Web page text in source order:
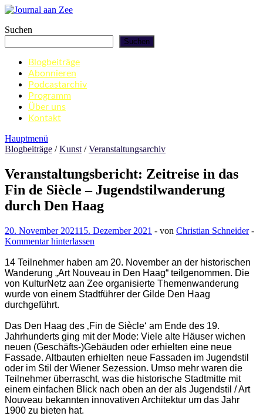
Zum
springen
Journal aan Zee
Suchen
Suchen
Blogbeiträge
Abonnieren
Podcastarchiv
Programm
Über uns
Kontakt
Hauptmenü
Blogbeiträge /Kunst /Veranstaltungsarchiv
Veranstaltungsbericht: Zeitreise in das
Fin de Siècle – Jugendstilwanderung
durch Den Haag
20. November 202115. Dezember 2021 - von Christian Schneider-
Kommentar hinterlassen
14 Teilnehmer haben am 20. November an der historischen
Wanderung „Art Nouveau in Den Haag“ teilgenommen. Die
von KulturNetz aan Zee organisierte Themenwanderung
wurde von einem Stadtführer der Gilde Den Haag
durchgeführt.
Das Den Haag des ‚Fin de Siècle‘ am Ende des 19.
Jahrhunderts ging mit der Mode: Viele alte Häuser wichen
neuen (Geschäfts-)Gebäuden oder erhielten eine neue
Fassade. Altbauten erhielten neue Fassaden im Jugendstil
oder im Stil der Wiener Sezession. Umso mehr waren die
Teilnehmer überrascht, was die historische Stadtmitte mit
einem einfachen Blick nach oben an der als Jugendstil / Art
Nouveau bekannten innovativen Architektur um das Jahr
1900 zu bieten hat.